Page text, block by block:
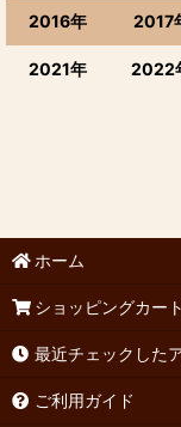
2016年 2017
2021年 2022
ホーム
ショッピングカート
最近チェックした
ご利用ガイド